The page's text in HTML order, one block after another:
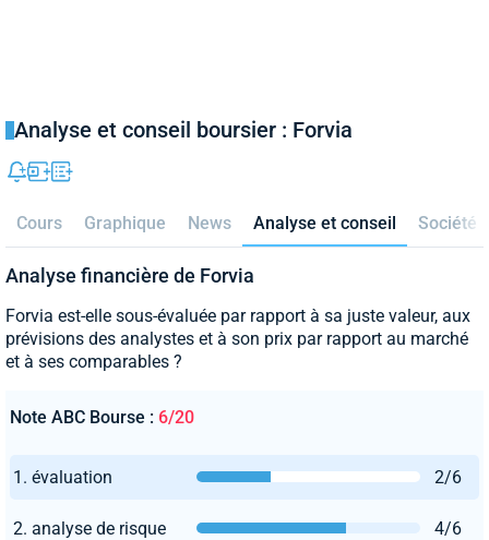
Analyse et conseil boursier : Forvia
Cours Graphique News Analyse et conseil Société
Analyse financière de Forvia
Forvia est-elle sous-évaluée par rapport à sa juste valeur, aux
prévisions des analystes et à son prix par rapport au marché
et à ses comparables ?
Note ABC Bourse : 6/20
1. évaluation 2/6
2. analyse de risque 4/6